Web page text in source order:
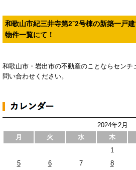
和歌山市紀三井寺第2⁻2号棟の新築一戸
物件一覧にて！
和歌山市・岩出市の不動産のことならセンチ
問い合わせください。
2024年2月
月
火 水 木
1
5
6 7 8